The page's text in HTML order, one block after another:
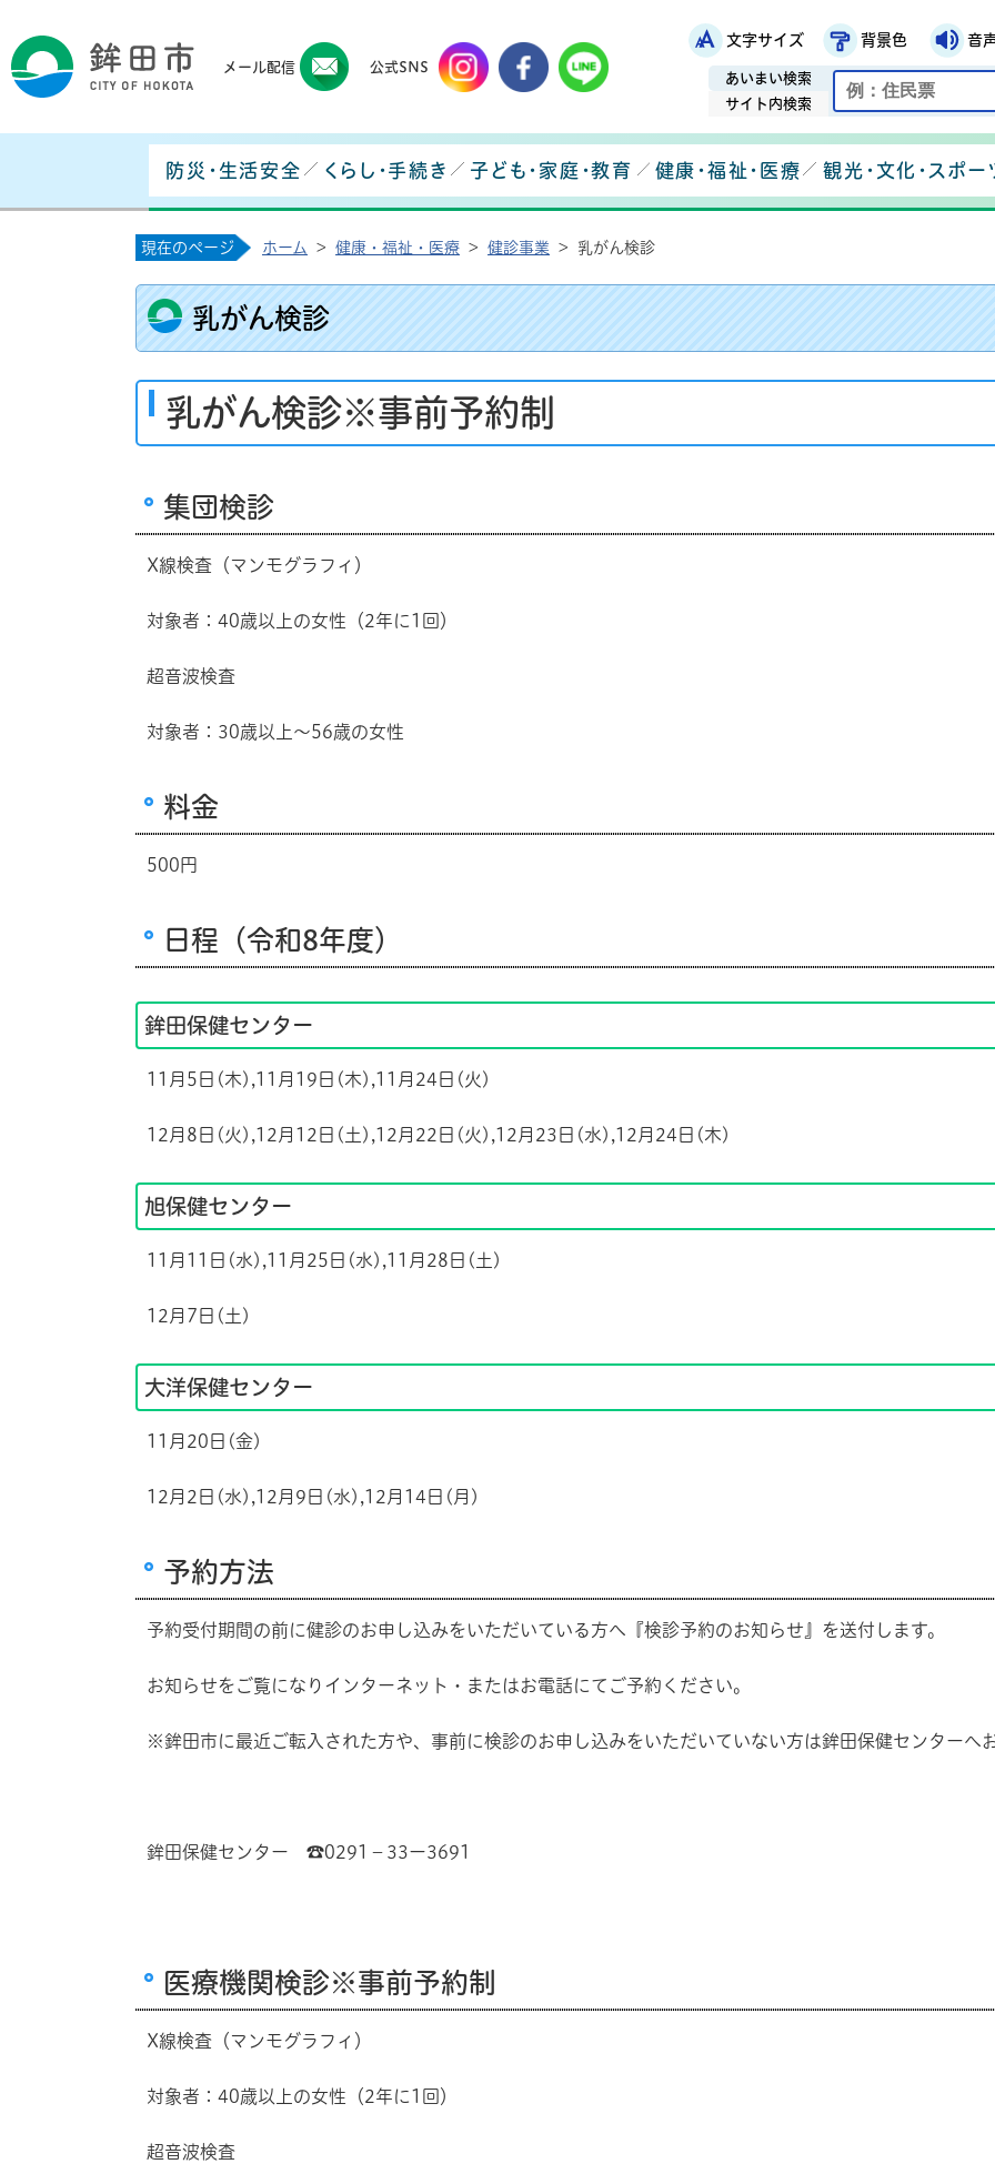
鉾田市役所ホームページ文字サイズ 背景色 音
あいまい検索
サイト内検索
メール配信
鉾田市メールマガジン
公式SNS
鉾田市公式Instagram
鉾田市公式Facebook
鉾田市公式LINE
防災・生活安全 くらし・手続き 子ども・家庭・教育 健康・福祉・医療 観光・文化・スポー
現在のページ ホーム > 健康・福祉・医療 > 健診事業 > 乳がん検診
乳がん検診
乳がん検診※事前予約制
集団検診
X線検査（マンモグラフィ）
対象者：40歳以上の女性（2年に1回）
超音波検査
対象者：30歳以上～56歳の女性
料金
500円
日程（令和8年度）
鉾田保健センター
11月5日(木),11月19日(木),11月24日(火)
12月8日(火),12月12日(土),12月22日(火),12月23日(水),12月24日(木)
旭保健センター
11月11日(水),11月25日(水), 11月28日(土)
12月7日(土)
大洋保健センター
11月20 日(金)
12月2日(水),12月9日(水),12月14日(月)
予約方法
予約受付期間の前に健診のお申し込みをいただいている方へ『検診予約のお知らせ』を送付します。
お知らせをご覧になりインターネット・またはお電話にてご予約ください。
※鉾田市に最近ご転入された方や、事前に検診のお申し込みをいただいていない方は鉾田保健センターへ
鉾田保健センター ☎0291－33ー3691
医療機関検診※事前予約制
X線検査（マンモグラフィ）
対象者：40歳以上の女性（2年に1回）
超音波検査